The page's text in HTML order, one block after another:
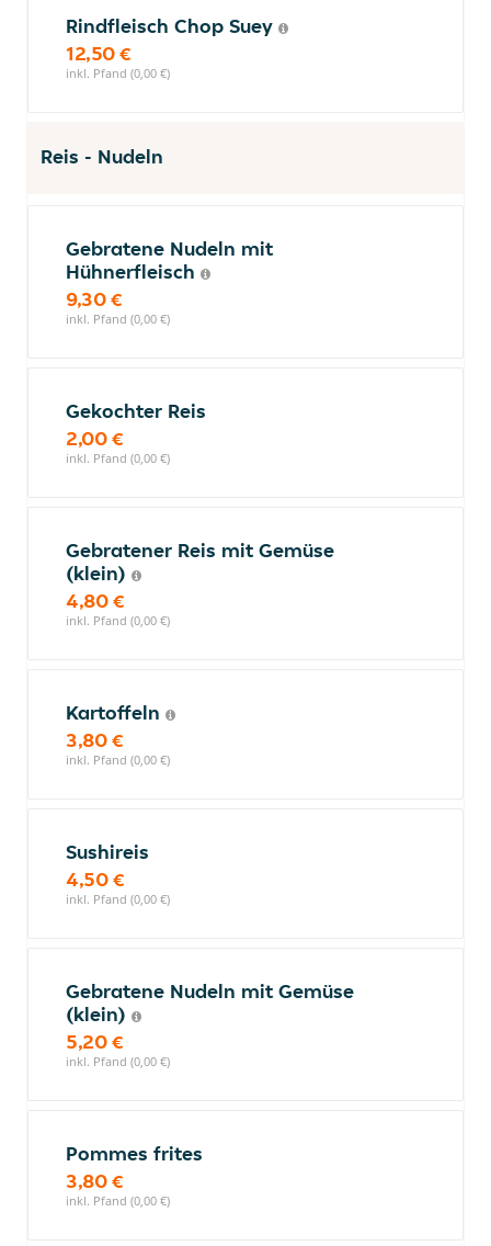
Rindfleisch Chop Suey
12,50 €
inkl. Pfand (0,00 €)
Reis - Nudeln
Gebratene Nudeln mit
Hühnerfleisch
9,30 €
inkl. Pfand (0,00 €)
Gekochter Reis
2,00 €
inkl. Pfand (0,00 €)
Gebratener Reis mit Gemüse
(klein)
4,80 €
inkl. Pfand (0,00 €)
Kartoffeln
3,80 €
inkl. Pfand (0,00 €)
Sushireis
4,50 €
inkl. Pfand (0,00 €)
Gebratene Nudeln mit Gemüse
(klein)
5,20 €
inkl. Pfand (0,00 €)
Pommes frites
3,80 €
inkl. Pfand (0,00 €)